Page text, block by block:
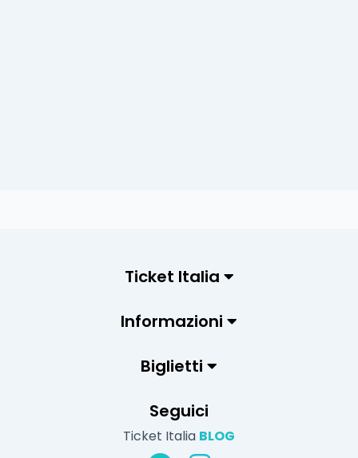
Ticket Italia
Informazioni
Biglietti
Seguici
Ticket Italia BLOG